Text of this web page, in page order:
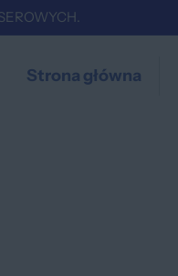
Strona główna